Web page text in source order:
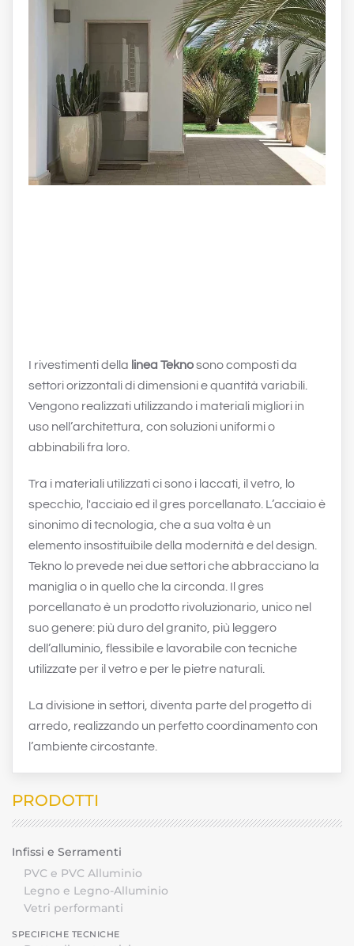
I rivestimenti della linea Teknosono composti da
settori orizzontali di dimensioni e quantità variabili.
Vengono realizzati utilizzando i materiali migliori in
uso nell’architettura, con soluzioni uniformi o
abbinabili fra loro.
Tra i materiali utilizzati ci sono i laccati, il vetro, lo
specchio, l'acciaio ed il gres porcellanato. L’acciaio è
sinonimo di tecnologia, che a sua volta è un
elemento insostituibile della modernità e del design.
Tekno lo prevede nei due settori che abbracciano la
maniglia o in quello che la circonda. Il gres
porcellanato è un prodotto rivoluzionario, unico nel
suo genere: più duro del granito, più leggero
dell’alluminio, flessibile e lavorabile con tecniche
utilizzate per il vetro e per le pietre naturali.
La divisione in settori, diventa parte del progetto di
arredo, realizzando un perfetto coordinamento con
l’ambiente circostante.
PRODOTTI
Infissi e Serramenti
PVC e PVC Alluminio
Legno e Legno-Alluminio
Vetri performanti
SPECIFICHE TECNICHE